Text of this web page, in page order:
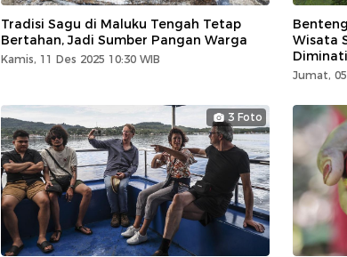
Tradisi Sagu di Maluku Tengah Tetap
Bertahan, Jadi Sumber Pangan Warga
Kamis, 11 Des 2025 10:30 WIB
Wisata
Diminati
Jumat, 05
3 Foto